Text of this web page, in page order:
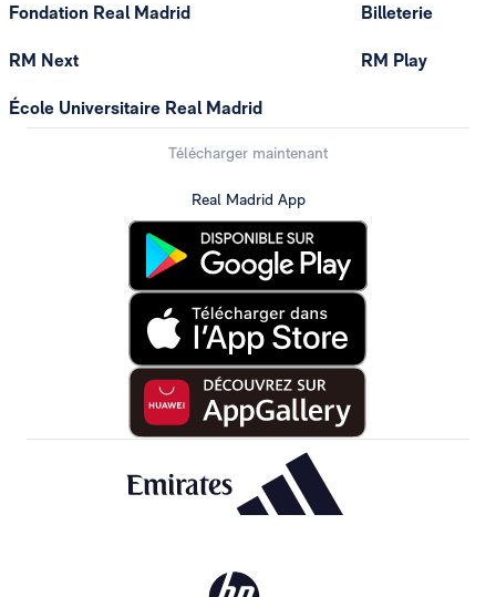
Fondation Real Madrid
RM Next
École Universitaire Real Madrid
Billeterie
RM Play
Télécharger maintenant
Real Madrid App